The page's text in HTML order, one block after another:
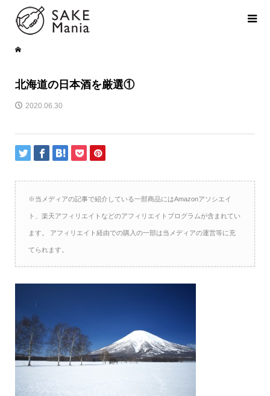
北海道の日本酒を厳選①
2020.06.30
※当メディアの記事で紹介している一部商品にはAmazonアソシエイ
ト、楽天アフィリエイトなどのアフィリエイトプログラムが含まれてい
ます。 アフィリエイト経由での購入の一部は当メディアの運営等に充
てられます。